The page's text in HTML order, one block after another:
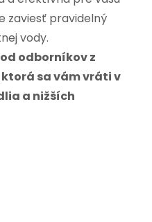
zaviesť pravidelný
vody.
odborníkov z
sa vám vráti v
a nižších